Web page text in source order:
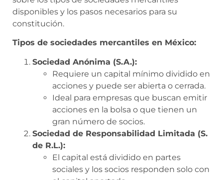
disponibles y los pasos necesarios para su
constitución.
Tipos de sociedades mercantiles en México:
Sociedad Anónima (S.A.):
Requiere un capital mínimo dividido en
acciones y puede ser abierta o cerrada.
Ideal para empresas que buscan emitir
acciones en la bolsa o que tienen un
gran número de socios.
Sociedad de Responsabilidad Limitada (S.
de R.L.):
El capital está dividido en partes
sociales y los socios responden solo con